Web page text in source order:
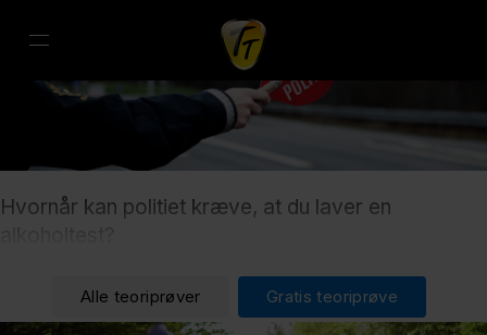
Hvornår kan politiet kræve, at du laver en
Alle teoriprøver Gratis teoriprøve